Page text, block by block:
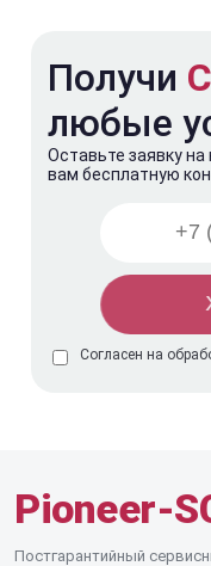
Получи
любые
Оставьте заявку
вам бесплатную
Согласен на
Pioneer-
Постгарантийный